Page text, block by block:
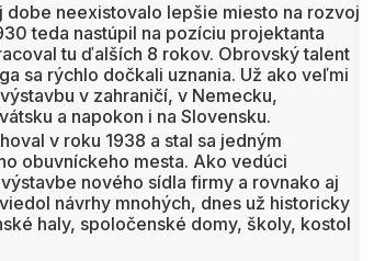
neexistovalo lepšie miesto na rozvoj
teda nastúpil na pozíciu projektanta
tu ďalších 8 rokov. Obrovský talent
sa rýchlo dočkali uznania. Už ako veľmi
v zahraničí, v Nemecku,
a napokon i na Slovensku.
v roku 1938 a stal sa jedným
obuvníckeho mesta. Ako vedúci
nového sídla firmy a rovnako aj
návrhy mnohých, dnes už historicky
haly, spoločenské domy, školy, kostol